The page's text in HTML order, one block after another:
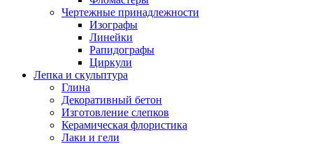
Чертежные принадлежности
Изографы
Линейки
Рапидографы
Циркули
Лепка и скульптура
Глина
Декоративный бетон
Изготовление слепков
Керамическая флористика
Лаки и гели